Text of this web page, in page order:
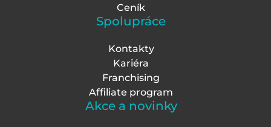
Ceník
Spolupráce
Kontakty
Kariéra
Franchising
Affiliate program
Akce a novinky